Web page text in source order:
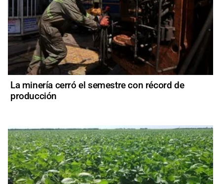
La minería cerró el semestre con récord de
producción